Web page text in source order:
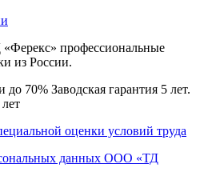
профессиональные
из России.
70% Заводская гарантия 5 лет.
оценки условий труда
данных ООО «ТД